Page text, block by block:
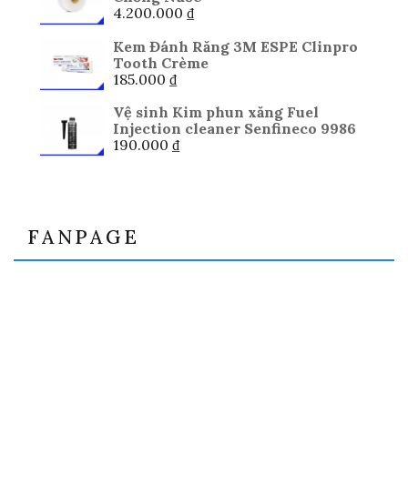
4.200.000 ₫
Kem Đánh Răng 3M ESPE Clinpro
Tooth Crème
185.000 ₫
Vệ sinh Kim phun xăng Fuel
Injection cleaner Senfineco 9986
190.000 ₫
FANPAGE